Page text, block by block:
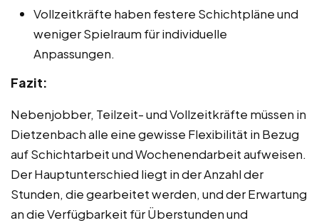
Vollzeitkräfte haben festere Schichtpläne und
weniger Spielraum für individuelle
Anpassungen.
Fazit:
Nebenjobber, Teilzeit- und Vollzeitkräfte müssen in
Dietzenbach alle eine gewisse Flexibilität in Bezug
auf Schichtarbeit und Wochenendarbeit aufweisen.
Der Hauptunterschied liegt in der Anzahl der
Stunden, die gearbeitet werden, und der Erwartung
an die Verfügbarkeit für Überstunden und